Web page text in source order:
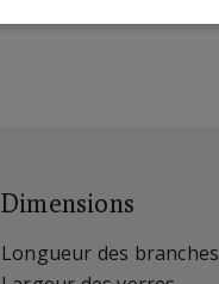
Dimensions
Longueur des branches